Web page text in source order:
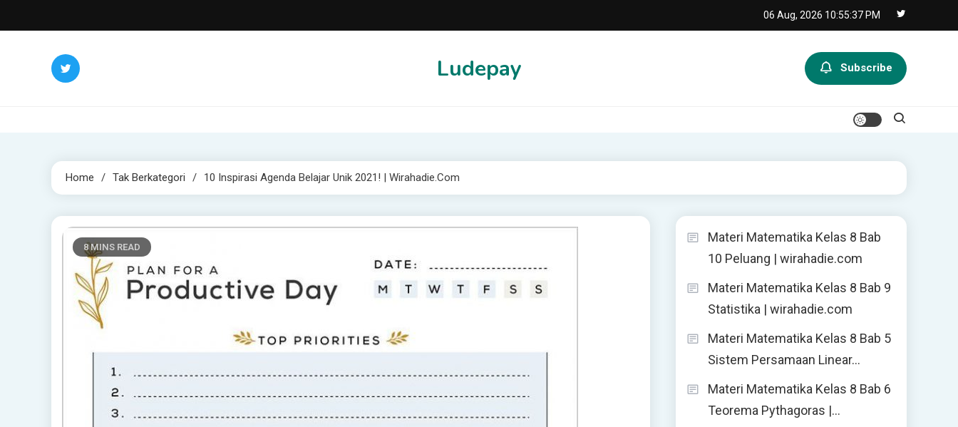
to
06 Aug, 2026 10:55:38 PM
Ludepay Subscribe
Home Tak Berkategori 10 Inspirasi Agenda Belajar Unik 2021! | Wirahadie.com
8 MINS READ
Materi Matematika Kelas 8 Bab
10 Peluang | wirahadie.com
Materi Matematika Kelas 8 Bab 9
Statistika | wirahadie.com
Materi Matematika Kelas 8 Bab 5
Sistem Persamaan Linear…
Materi Matematika Kelas 8 Bab 6
Teorema Pythagoras |…